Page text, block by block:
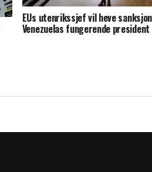
EUs utenrikssjef vil heve
Venezuelas fungerende president